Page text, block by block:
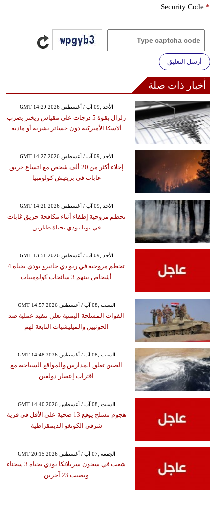
Security Code *
أرسل التعليق
أخبار ذات صلة
GMT 14:29 2026 الأحد ,09 آب / أغسطس
زلزال بقوة 5 درجات على مقياس ريختر يضرب
ألاسكا الأميركية دون خسائر بشرية أو مادية
GMT 14:27 2026 الأحد ,09 آب / أغسطس
إجلاء أكثر من 20 ألف شخص مع اتساع حريق
غابات في بريتيش كولومبيا
GMT 14:21 2026 الأحد ,09 آب / أغسطس
تحطم مروحية إطفاء أثناء مكافحة حريق غابات
في يوتا يودي بحياة طيارين
GMT 13:51 2026 الأحد ,09 آب / أغسطس
تحطم مروحية في ريو دي جانيرو يودي بحياة 4
أشخاص بينهم 3 سائحات كولومبيات
GMT 14:57 2026 السبت ,08 آب / أغسطس
القوات المسلحة اليمنية تعلن تنفيذ عملية ضد
الحوثيين والميليشيات التابعة لهم
GMT 14:48 2026 السبت ,08 آب / أغسطس
الصين تغلق المدارس والمواقع السياحية مع
اقتراب إعصار دولفين
GMT 14:40 2026 السبت ,08 آب / أغسطس
هجوم مسلح يوقع 13 ضحية على الأقل في قرية
شرقي الكونغو الديمقراطية
GMT 20:15 2026 الجمعة ,07 آب / أغسطس
شغب في سجون سريلانكا يودي بحياة 3 سجناء
ويصيب 23 آخرين